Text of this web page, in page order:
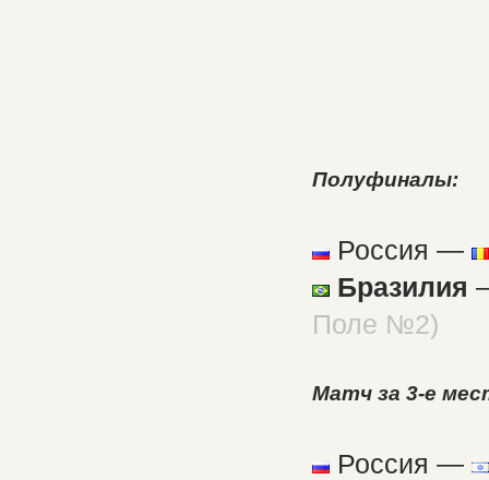
Полуфиналы:
Россия —
Бразилия
Поле №2)
Матч за 3-е
Россия —